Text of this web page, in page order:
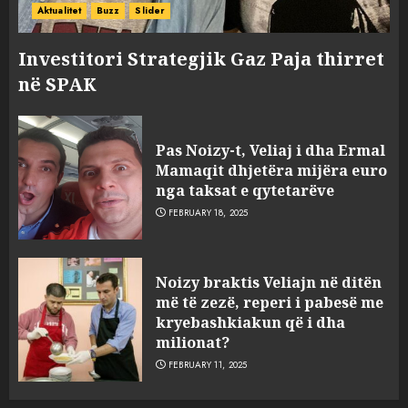
Aktualitet Buzz Slider
Investitori Strategjik Gaz Paja thirret
në SPAK
Pas Noizy-t, Veliaj i dha Ermal
Mamaqit dhjetëra mijëra euro
nga taksat e qytetarëve
FEBRUARY 18, 2025
Noizy braktis Veliajn në ditën
më të zezë, reperi i pabesë me
kryebashkiakun që i dha
milionat?
FEBRUARY 11, 2025
3
sulmuan “One Albania”,
ngjarja u fsheh. A u vodhën
serverat?
MARCH 25, 2025